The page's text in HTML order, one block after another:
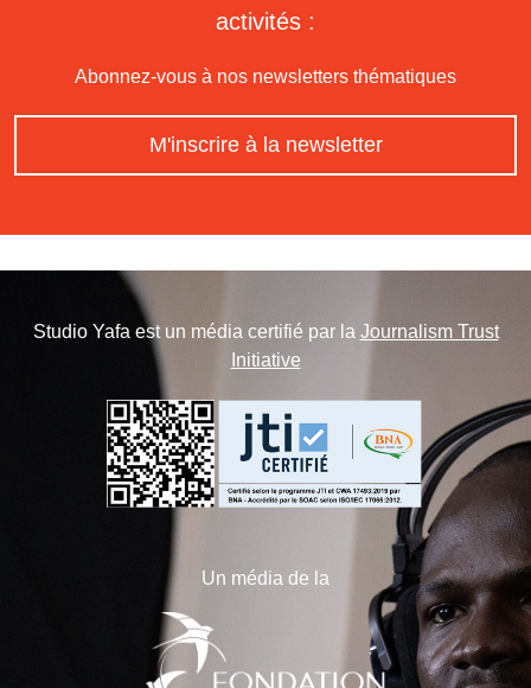
activités :
Abonnez-vous à nos newsletters thématiques
M'inscrire à la newsletter
Studio Yafa est un média certifié par la Journalism Trust
Initiative
Un média de la